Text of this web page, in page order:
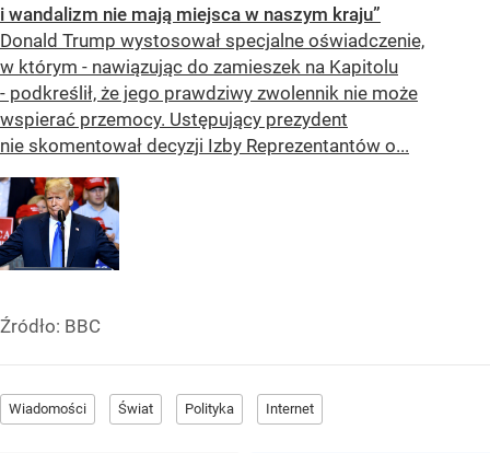
i wandalizm nie mają miejsca w naszym kraju”
Donald Trump wystosował specjalne oświadczenie,
w którym - nawiązując do zamieszek na Kapitolu
- podkreślił, że jego prawdziwy zwolennik nie może
wspierać przemocy. Ustępujący prezydent
nie skomentował decyzji Izby Reprezentantów o...
Źródło: BBC
Wiadomości Świat Polityka Internet